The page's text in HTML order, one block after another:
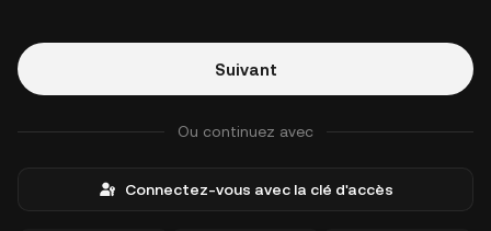
Suivant
Ou continuez avec
Connectez-vous avec la clé d'accès